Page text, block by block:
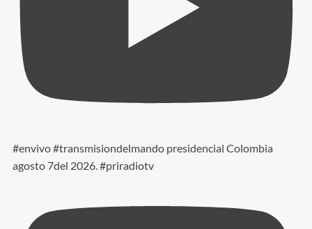
#envivo #transmisiondelmando presidencial Colombia
agosto 7del 2026. #priradiotv